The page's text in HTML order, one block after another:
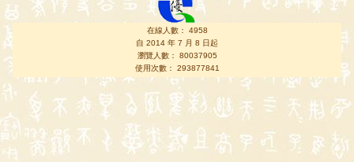
在線人數： 4958
自 2014 年 7 月 8 日起
瀏覽人數： 80037905
使用次數： 293877841